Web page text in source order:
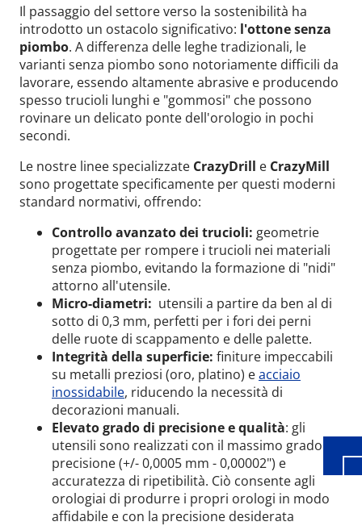
Il passaggio del settore verso la sostenibilità ha
introdotto un ostacolo significativo: l'ottone senza
piombo. A differenza delle leghe tradizionali, le
varianti senza piombo sono notoriamente difficili da
lavorare, essendo altamente abrasive e producendo
spesso trucioli lunghi e "gommosi" che possono
rovinare un delicato ponte dell'orologio in pochi
secondi.
Le nostre linee specializzate CrazyDrill e CrazyMill
sono progettate specificamente per questi moderni
standard normativi, offrendo:
Controllo avanzato dei trucioli: geometrie
progettate per rompere i trucioli nei materiali
senza piombo, evitando la formazione di "nidi"
attorno all'utensile.
Micro-diametri: utensili a partire da ben al di
sotto di 0,3 mm, perfetti per i fori dei perni
delle ruote di scappamento e delle palette.
Integrità della superficie: finiture impeccabili
su metalli preziosi (oro, platino) eacciaio
inossidabile, riducendo la necessità di
decorazioni manuali.
Elevato grado di precisione e qualità: gli
utensili sono realizzati con il massimo grado di
precisione (+/- 0,0005 mm - 0,00002") e
accuratezza di ripetibilità. Ciò consente agli
orologiai di produrre i propri orologi in modo
affidabile e con la precisione desiderata